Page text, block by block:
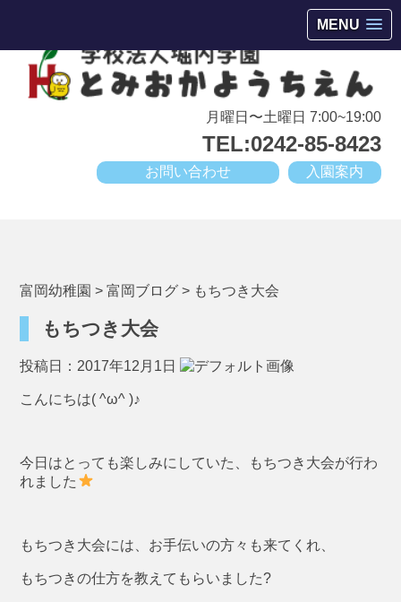
MENU
月曜日〜土曜日 7:00~19:00
TEL:0242-85-8423
入園案内
お問い合わせ
富岡幼稚園 >富岡ブログ > もちつき大会
もちつき大会
投稿日：2017年12月1日
こんにちは( ^ω^ )♪
今日はとっても楽しみにしていた、もちつき大会が行わ
れました
もちつき大会には、お手伝いの方々も来てくれ、
もちつきの仕方を教えてもらいました?